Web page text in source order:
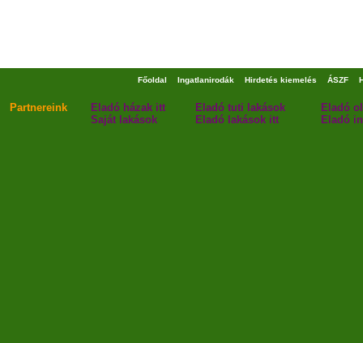
Főoldal Ingatlanirodák Hirdetés kiemelés ÁSZF
Partnereink Eladó házak itt Eladó tuti lakások
Eladó
Saját lakások
Eladó lakások itt Eladó